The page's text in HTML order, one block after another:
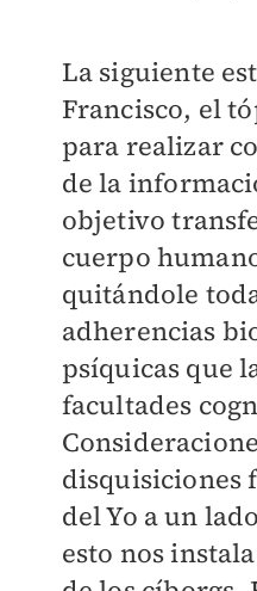
La siguiente
Francisco, el
para realizar
de la
objetivo
cuerpo
quitándole
adherencias
psíquicas que
facultades
disquisiciones
del Yo a un
esto nos